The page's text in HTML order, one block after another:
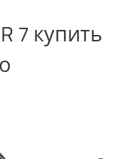
7 купить